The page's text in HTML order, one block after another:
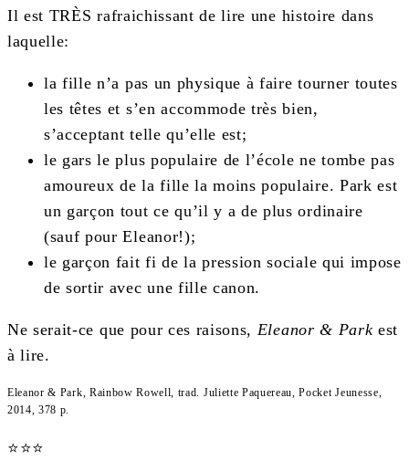
Il est TRÈS rafraichissant de lire une histoire dans
laquelle:
la fille n’a pas un physique à faire tourner toutes
les têtes et s’en accommode très bien,
s’acceptant telle qu’elle est;
le gars le plus populaire de l’école ne tombe pas
amoureux de la fille la moins populaire. Park est
un garçon tout ce qu’il y a de plus ordinaire
(sauf pour Eleanor!);
le garçon fait fi de la pression sociale qui impose
de sortir avec une fille canon.
Ne serait-ce que pour ces raisons, Eleanor & Park est
à lire.
Eleanor & Park, Rainbow Rowell, trad. Juliette Paquereau, Pocket Jeunesse,
2014, 378 p.
⭐⭐⭐